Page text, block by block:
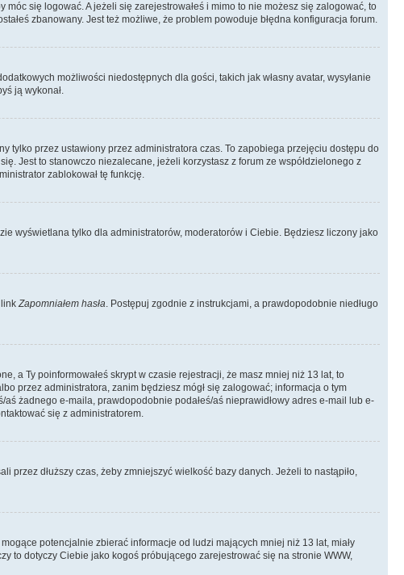
się logować. A jeżeli się zarejestrowałeś i mimo to nie możesz się zalogować, to
zbanowany. Jest też możliwe, że problem powoduje błędna konfiguracja forum.
możliwości niedostępnych dla gości, takich jak własny avatar, wysyłanie
ją wykonał.
tylko przez ustawiony przez administratora czas. To zapobiega przejęciu dostępu do
Jest to stanowczo niezalecane, jeżeli korzystasz z forum ze współdzielonego z
zablokował tę funkcję.
wyświetlana tylko dla administratorów, moderatorów i Ciebie. Będziesz liczony jako
linkZapomniałem hasła. Postępuj zgodnie z instrukcjami, a prawdopodobnie niedługo
a Ty poinformowałeś skrypt w czasie rejestracji, że masz mniej niż 13 lat, to
przez administratora, zanim będziesz mógł się zalogować; informacja o tym
żadnego e-maila, prawdopodobnie podałeś/aś nieprawidłowy adres e-mail lub e-
się z administratorem.
przez dłuższy czas, żeby zmniejszyć wielkość bazy danych. Jeżeli to nastąpiło,
potencjalnie zbierać informacje od ludzi mających mniej niż 13 lat, miały
to dotyczy Ciebie jako kogoś próbującego zarejestrować się na stronie WWW,